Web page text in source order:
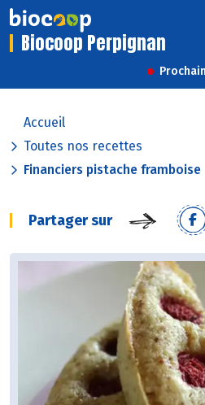
Biocoop Perpignan
Accueil
Toutes nos recettes
Financiers pistache framboise
Partager sur